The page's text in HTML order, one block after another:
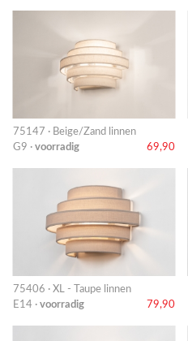
75147 · Beige/Zand linnen
G9 · voorradig 69,90
75406 · XL - Taupe linnen
E14 · voorradig 79,90